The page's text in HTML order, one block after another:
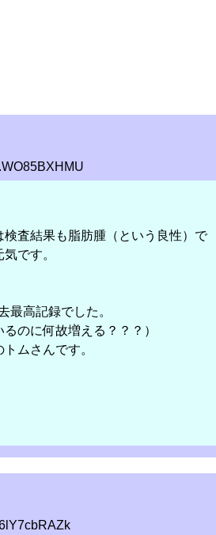
査結果も脂肪腫（という良性）で
です。
最高記録でした。
のに何故増える？？？）
ムさんです。